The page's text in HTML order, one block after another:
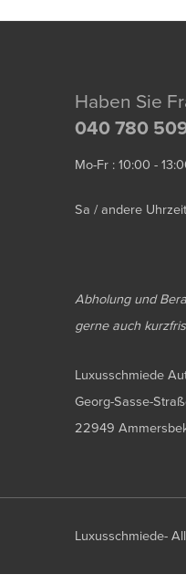
Haben Sie
040 780
Mo-Fr : 10:00 -
Sa / andere
Abholung und
gerne auch
Luxusschmiede
Georg-Sasse-
22949
Luxusschmiede-